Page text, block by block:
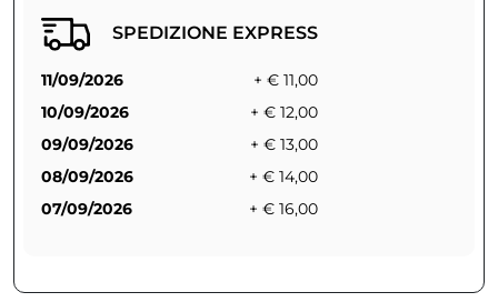
SPEDIZIONE EXPRESS
11/09/2026
+ € 11,00
10/09/2026
+ € 12,00
09/09/2026
+ € 13,00
08/09/2026
+ € 14,00
07/09/2026
+ € 16,00